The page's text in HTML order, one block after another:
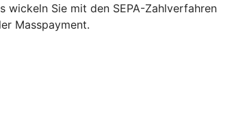
wickeln Sie mit den SEPA-Zahlverfahren
Masspayment.